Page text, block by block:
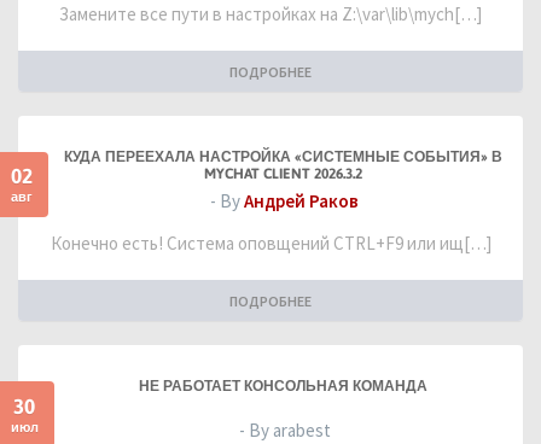
Замените все пути в настройках на Z:\var\lib\mych[…]
ПОДРОБНЕЕ
02
авг
КУДА ПЕРЕЕХАЛА НАСТРОЙКА «СИСТЕМНЫЕ СОБЫТИЯ» В
MYCHAT CLIENT 2026.3.2
- ByАндрей Раков
Конечно есть! Система оповщений CTRL+F9 или ищ[…]
ПОДРОБНЕЕ
30
июл
НЕ РАБОТАЕТ КОНСОЛЬНАЯ КОМАНДА
- By arabest